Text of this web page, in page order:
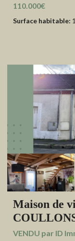
110.000€
Surface habitable:
Maison de
VENDU par ID